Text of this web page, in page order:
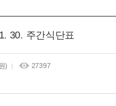
30. 주간식단표
) 27397